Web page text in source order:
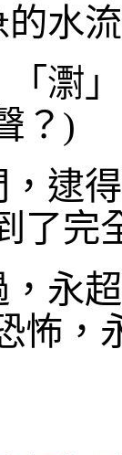
水
㵱
？)
逮
了完
永
怖，